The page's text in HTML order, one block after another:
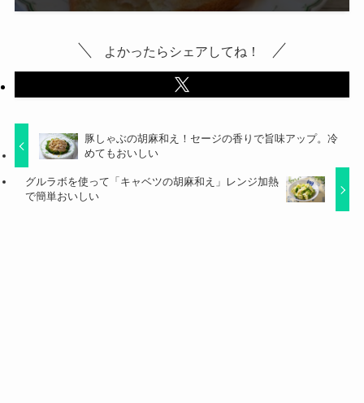
よかったらシェアしてね！
豚しゃぶの胡麻和え！セージの香りで旨味アップ。冷
めてもおいしい
グルラボを使って「キャベツの胡麻和え」レンジ加熱
で簡単おいしい